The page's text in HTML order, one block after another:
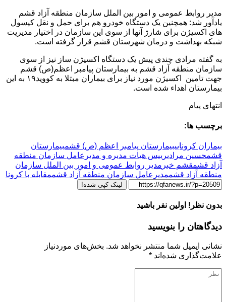
مدیر روابط عمومی و امور بین الملل سازمان منطقه آزاد قشم
یادآور شد: همچنین یک دستگاه خودرو هم برای حمل و نقل کپسول
های اکسیژن برای شارژ آنها از سوی این سازمان در اختیار مدیریت
شبکه بهداشت و درمان شهرستان قشم قرار گرفته است.
به گفته مرادی چندی پیش یک دستگاه اکسیژن ساز نیز از سوی
سازمان منطقه آزاد قشم به بیمارستان پیامبر اعظم(ص) قشم
جهت تامین اکسیژن مورد نیاز برای بیماران مبتلا به کووید۱۹ به این
بیمارستان اهداء شده است.
انتهای پیام
برچسب ها:
بیماران کروناییبیمارستان پیامبر اعظم (ص) قشمبیمارستان
قشمحسین مرادیرییس هیات مدیره و مدیرعامل سازمان منطقه
آزاد قشمقشم خبر مدیر روابط عمومی و امور بین الملل سازمان
منطقه آزاد قشممدیرعامل سازمان منطقه آزاد قشممقابله با کرونا
لینک کپی شده!
بدون نظر! اولین نفر باشید
دیدگاهتان را بنویسید
نشانی ایمیل شما منتشر نخواهد شد. بخش‌های موردنیاز
علامت‌گذاری شده‌اند *